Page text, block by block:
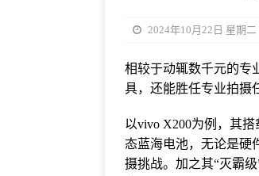
2024年10月22日 星期二
相较于动辄数千元的专
具，还能胜任专业拍摄
以vivo X200为例，其
态蓝海电池，无论是硬
摄挑战。加之其“灭霸